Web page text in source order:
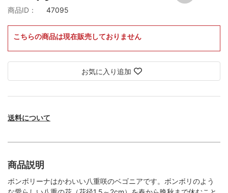
商品ID： 47095
こちらの商品は現在販売しておりません
お気に入り追加
送料について
商品説明
ボンボリーナはかわいい八重咲のベゴニアです。ボンボリのよう